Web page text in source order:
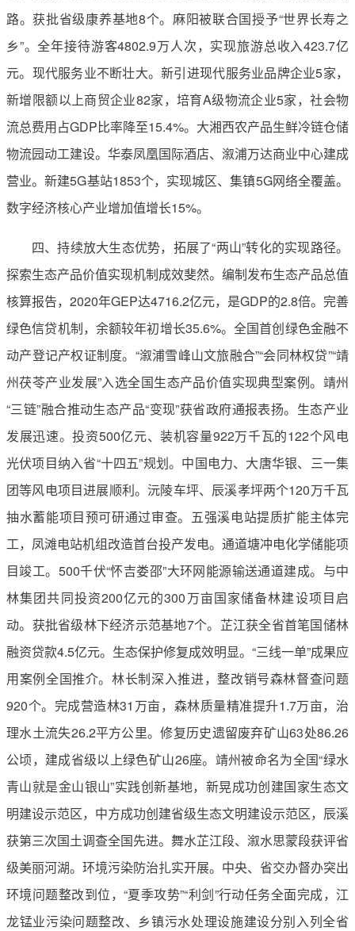
路。获批省级康养基地8个。麻阳被联合国授予“世界长寿之
乡”。全年接待游客4802.9万人次，实现旅游总收入423.7亿
元。现代服务业不断壮大。新引进现代服务业品牌企业5家，
新增限额以上商贸企业82家，培育A级物流企业5家，社会物
流总费用占GDP比率降至15.4%。大湘西农产品生鲜冷链仓储
物流园动工建设。华泰凤凰国际酒店、溆浦万达商业中心建成
营业。新建5G基站1853个，实现城区、集镇5G网络全覆盖。
数字经济核心产业增加值增长15%。
四、持续放大生态优势，拓展了“两山”转化的实现路径。
探索生态产品价值实现机制成效斐然。编制发布生态产品总值
核算报告，2020年GEP达4716.2亿元，是GDP的2.8倍。完善
绿色信贷机制，余额较年初增长35.6%。全国首创绿色金融不
动产登记产权证制度。“溆浦雪峰山文旅融合”“会同林权贷”“靖
州茯苓产业发展”入选全国生态产品价值实现典型案例。靖州
“三链”融合推动生态产品“变现”获省政府通报表扬。生态产业
发展迅速。投资500亿元、装机容量922万千瓦的122个风电
光伏项目纳入省“十四五”规划。中国电力、大唐华银、三一集
团等风电项目进展顺利。沅陵车坪、辰溪孝坪两个120万千瓦
抽水蓄能项目预可研通过审查。五强溪电站提质扩能主体完
工，凤滩电站机组改造首台投产发电。通道塘冲电化学储能项
目竣工。500千伏“怀吉娄邵”大环网能源输送通道建成。与中
林集团共同投资200亿元的300万亩国家储备林建设项目启
动。获批省级林下经济示范基地7个。芷江获全省首笔国储林
融资贷款4.5亿元。生态保护修复成效明显。“三线一单”成果应
用案例全国推介。林长制深入推进，整改销号森林督查问题
920个。完成营造林31万亩，森林质量精准提升1.7万亩，治
理水土流失26.2平方公里。修复历史遗留废弃矿山63处86.26
公顷，建成省级以上绿色矿山26座。靖州被命名为全国“绿水
青山就是金山银山”实践创新基地，新晃成功创建国家生态文
明建设示范区，中方成功创建省级生态文明建设示范区，辰溪
获第三次国土调查全国先进。舞水芷江段、溆水思蒙段获评省
级美丽河湖。环境污染防治扎实开展。中央、省交办督办突出
环境问题整改到位，“夏季攻势”“利剑”行动任务全面完成，江
龙锰业污染问题整改、乡镇污水处理设施建设分别入列全省